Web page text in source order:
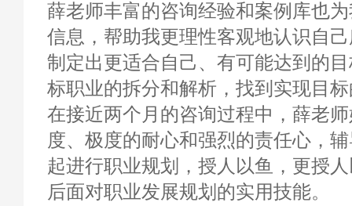
薛老师丰富的咨询经验和案例库也
信息，帮助我更理性客观地认识自
制定出更适合自己、有可能达到的
标职业的拆分和解析，找到实现目
在接近两个月的咨询过程中，薛老
度、极度的耐心和强烈的责任心，
起进行职业规划，授人以鱼，更授
后面对职业发展规划的实用技能。